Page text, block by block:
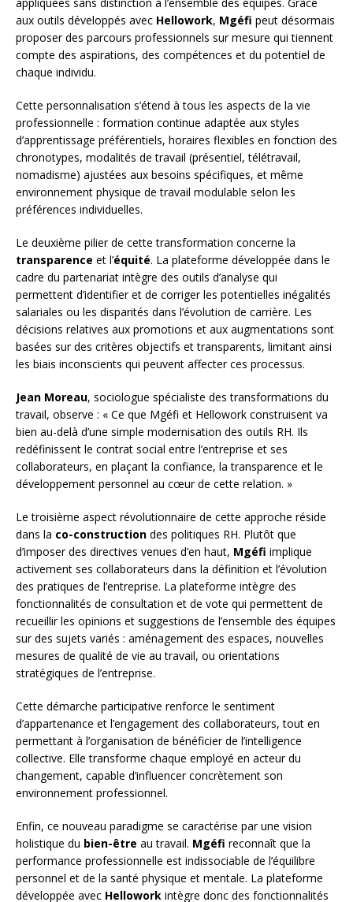
aux outils développés avec Hellowork, Mgéfi peut désormais
proposer des parcours professionnels sur mesure qui tiennent
compte des aspirations, des compétences et du potentiel de
chaque individu.
Cette personnalisation s’étend à tous les aspects de la vie
professionnelle : formation continue adaptée aux styles
d’apprentissage préférentiels, horaires flexibles en fonction des
chronotypes, modalités de travail (présentiel, télétravail,
nomadisme) ajustées aux besoins spécifiques, et même
environnement physique de travail modulable selon les
préférences individuelles.
Le deuxième pilier de cette transformation concerne la
transparence et l’équité. La plateforme développée dans le
cadre du partenariat intègre des outils d’analyse qui
permettent d’identifier et de corriger les potentielles inégalités
salariales ou les disparités dans l’évolution de carrière. Les
décisions relatives aux promotions et aux augmentations sont
basées sur des critères objectifs et transparents, limitant ainsi
les biais inconscients qui peuvent affecter ces processus.
Jean Moreau, sociologue spécialiste des transformations du
travail, observe : « Ce que Mgéfi et Hellowork construisent va
bien au-delà d’une simple modernisation des outils RH. Ils
redéfinissent le contrat social entre l’entreprise et ses
collaborateurs, en plaçant la confiance, la transparence et le
développement personnel au cœur de cette relation. »
Le troisième aspect révolutionnaire de cette approche réside
dans la co-construction des politiques RH. Plutôt que
d’imposer des directives venues d’en haut, Mgéfi implique
activement ses collaborateurs dans la définition et l’évolution
des pratiques de l’entreprise. La plateforme intègre des
fonctionnalités de consultation et de vote qui permettent de
recueillir les opinions et suggestions de l’ensemble des équipes
sur des sujets variés : aménagement des espaces, nouvelles
mesures de qualité de vie au travail, ou orientations
stratégiques de l’entreprise.
Cette démarche participative renforce le sentiment
d’appartenance et l’engagement des collaborateurs, tout en
permettant à l’organisation de bénéficier de l’intelligence
collective. Elle transforme chaque employé en acteur du
changement, capable d’influencer concrètement son
environnement professionnel.
Enfin, ce nouveau paradigme se caractérise par une vision
holistique du bien-être au travail. Mgéfi reconnaît que la
performance professionnelle est indissociable de l’équilibre
personnel et de la santé physique et mentale. La plateforme
développée avec Hellowork intègre donc des fonctionnalités